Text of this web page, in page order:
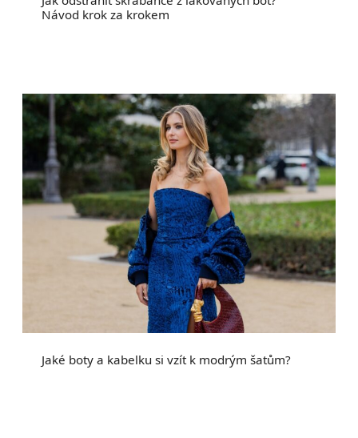
Návod krok za krokem
Jaké boty a kabelku si vzít k modrým šatům?